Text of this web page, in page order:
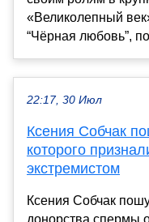
«Великолепный
“Чёрная любовь”,
22:17, 30 Июл
Ксения Собчак
которого
экстремистом
Ксения Собчак